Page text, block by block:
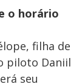
o horário
filha de
piloto Daniil
seu